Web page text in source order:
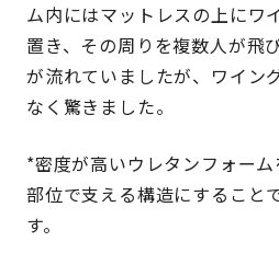
ム内にはマットレスの上にワ
置き、その周りを複数人が飛
が流れていましたが、ワイン
なく驚きました。
*密度が高いウレタンフォー
部位で支える構造にすること
す。